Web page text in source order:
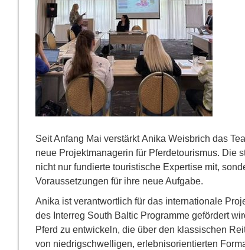
Seit Anfang Mai verstärkt Anika Weisbrich das
neue Projektmanagerin für Pferdetourismus. Die
nicht nur fundierte touristische Expertise mit,
Voraussetzungen für ihre neue Aufgabe.
Anika ist verantwortlich für das internationale
des Interreg South Baltic Programme gefördert
Pferd zu entwickeln, die über den klassischen
von niedrigschwelligen, erlebnisorientierten